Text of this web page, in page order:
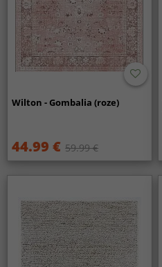
Wilton - Gombalia (roze)
44.99 € 59.99 €